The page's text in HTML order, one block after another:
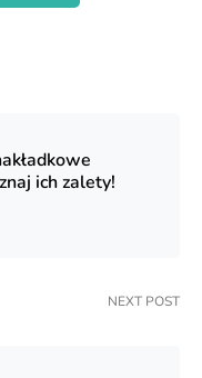
ich zalety!
NEXT POST